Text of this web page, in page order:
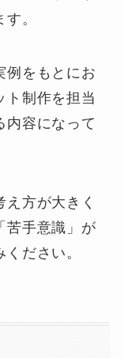
。
例をもとにお
ト制作を担当
内容になって
方が大きく
苦手意識」が
ださい。